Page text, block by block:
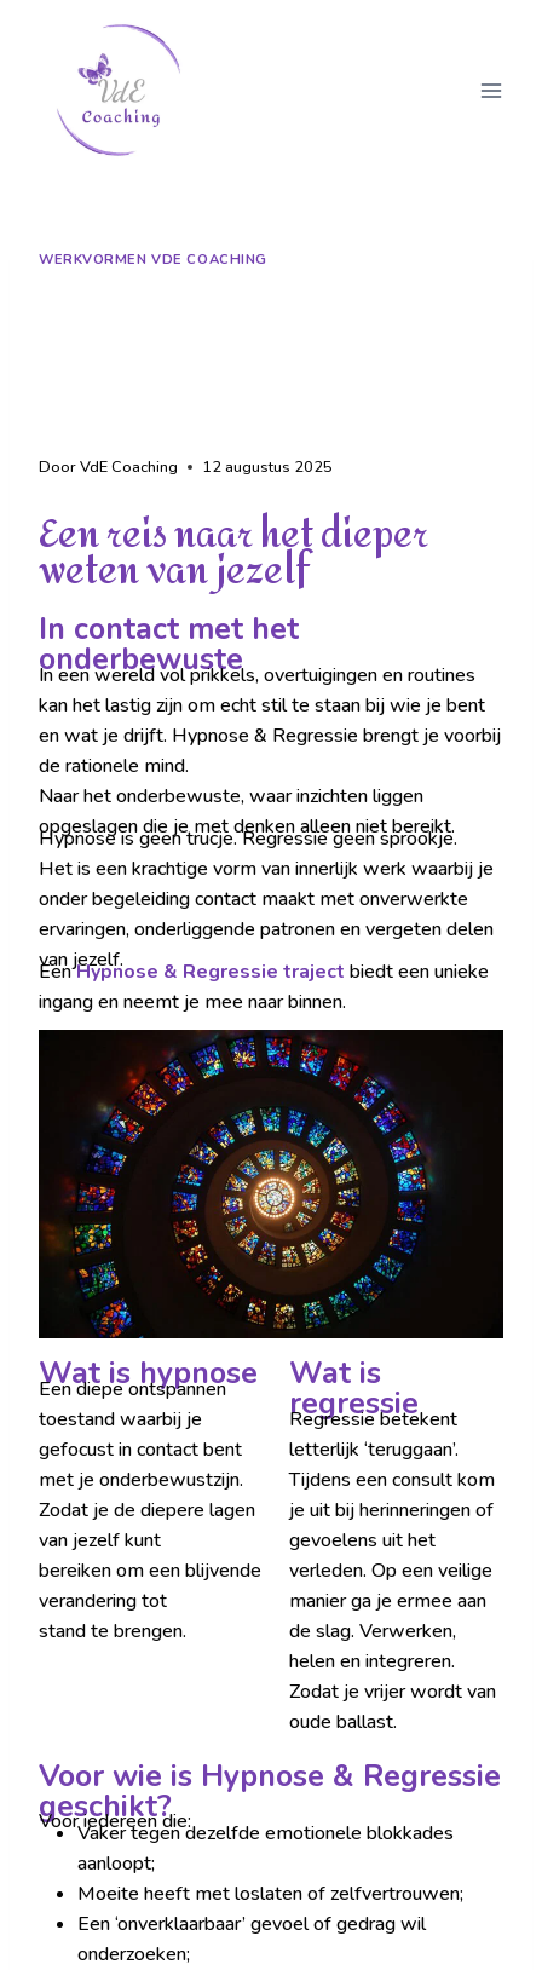
WERKVORMEN VDE COACHING
DoorVdE Coaching 12 augustus 2025
Een reis naar het dieper
weten van jezelf
In contact met het
onderbewuste
In een wereld vol prikkels, overtuigingen en routines
kan het lastig zijn om echt stil te staan bij wie je bent
en wat je drijft. Hypnose & Regressie brengt je voorbij
de rationele mind.
Naar het onderbewuste, waar inzichten liggen
opgeslagen die je met denken alleen niet bereikt.
Hypnose is geen trucje. Regressie geen sprookje.
Het is een krachtige vorm van innerlijk werk waarbij je
onder begeleiding contact maakt met onverwerkte
ervaringen, onderliggende patronen en vergeten delen
van jezelf.
EenHypnose & Regressie traject biedt een unieke
ingang en neemt je mee naar binnen.
Wat is hypnose
Een diepe ontspannen
toestand waarbij je
gefocust in contact bent
met je onderbewustzijn.
Zodat je de diepere lagen
van jezelf kunt
bereiken om een blijvende
verandering tot
stand te brengen.
Wat is
regressie
Regressie betekent
letterlijk ‘teruggaan’.
Tijdens een consult kom
je uit bij herinneringen of
gevoelens uit het
verleden. Op een veilige
manier ga je ermee aan
de slag. Verwerken,
helen en integreren.
Zodat je vrijer wordt van
oude ballast.
Voor wie is Hypnose & Regressie
geschikt?
Voor iedereen die:
Vaker tegen dezelfde emotionele blokkades
aanloopt;
Moeite heeft met loslaten of zelfvertrouwen;
Een ‘onverklaarbaar’ gevoel of gedrag wil
onderzoeken;